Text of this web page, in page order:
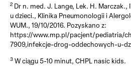
2 Dr n. med. J. Lange, Lek. H.
u dzieci., Klinika Pneumonologii i
WUM., 19/10/2016. Pozyskano z:
https://www.mp.pl/pacjent/pediatria/
7909,infekcje-drog-oddechowych-u-
3 W ciągu 5-10 minut, CHPL nasic kids.